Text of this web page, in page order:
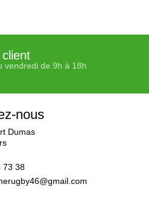
vendredi de 9h à 18h
nous
Dumas
73 38